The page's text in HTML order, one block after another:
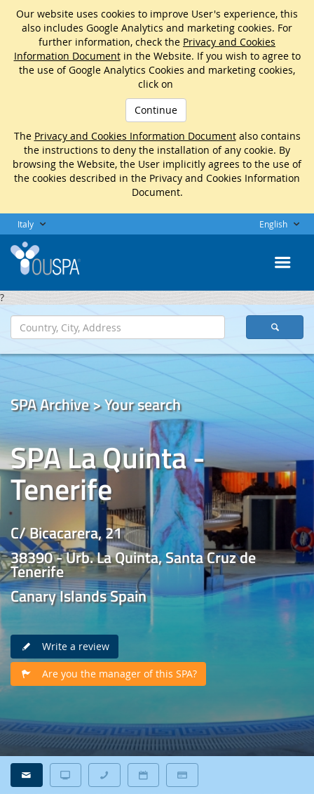
Our website uses cookies to improve User's experience, this
also includes Google Analytics and marketing cookies. For
further information, check the Privacy and Cookies
Information Documentin the Website. If you wish to agree to
the use of Google Analytics Cookies and marketing cookies,
click on
Continue
The Privacy and Cookies Information Documentalso contains
the instructions to deny the installation of any cookie. By
browsing the Website, the User implicitly agrees to the use of
the cookies described in the Privacy and Cookies Information
Document.
Italy English
?
SPA Archive > Your search
SPA La Quinta -
Tenerife
C/ Bicacarera, 21
38390 - Urb. La Quinta, Santa Cruz de
Tenerife
Canary Islands Spain
Write a review
Are you the manager of this SPA?